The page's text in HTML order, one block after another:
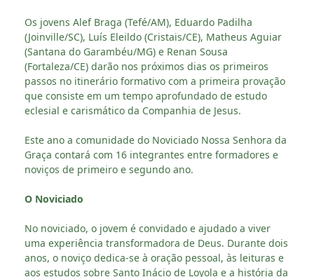
Os jovens Alef Braga (Tefé/AM), Eduardo Padilha
(Joinville/SC), Luís Eleildo (Cristais/CE), Matheus Aguiar
(Santana do Garambéu/MG) e Renan Sousa
(Fortaleza/CE) darão nos próximos dias os primeiros
passos no itinerário formativo com a primeira provação
que consiste em um tempo aprofundado de estudo
eclesial e carismático da Companhia de Jesus.
Este ano a comunidade do Noviciado Nossa Senhora da
Graça contará com 16 integrantes entre formadores e
noviços de primeiro e segundo ano.
O Noviciado
No noviciado, o jovem é convidado e ajudado a viver
uma experiência transformadora de Deus. Durante dois
anos, o noviço dedica-se à oração pessoal, às leituras e
aos estudos sobre Santo Inácio de Loyola e a história da